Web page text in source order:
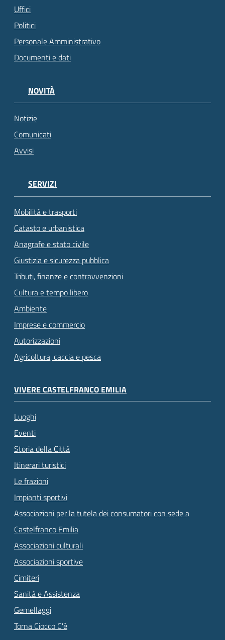
Uffici
Politici
Personale Amministrativo
Documenti e dati
NOVITÀ
Notizie
Comunicati
Avvisi
SERVIZI
Mobilità e trasporti
Catasto e urbanistica
Anagrafe e stato civile
Giustizia e sicurezza pubblica
Tributi, finanze e contravvenzioni
Cultura e tempo libero
Ambiente
Imprese e commercio
Autorizzazioni
Agricoltura, caccia e pesca
VIVERE CASTELFRANCO EMILIA
Luoghi
Eventi
Storia della Città
Itinerari turistici
Le frazioni
Impianti sportivi
Associazioni per la tutela dei consumatori con sede a
Castelfranco Emilia
Associazioni culturali
Associazioni sportive
Cimiteri
Sanità e Assistenza
Gemellaggi
Torna Ciocco C'è